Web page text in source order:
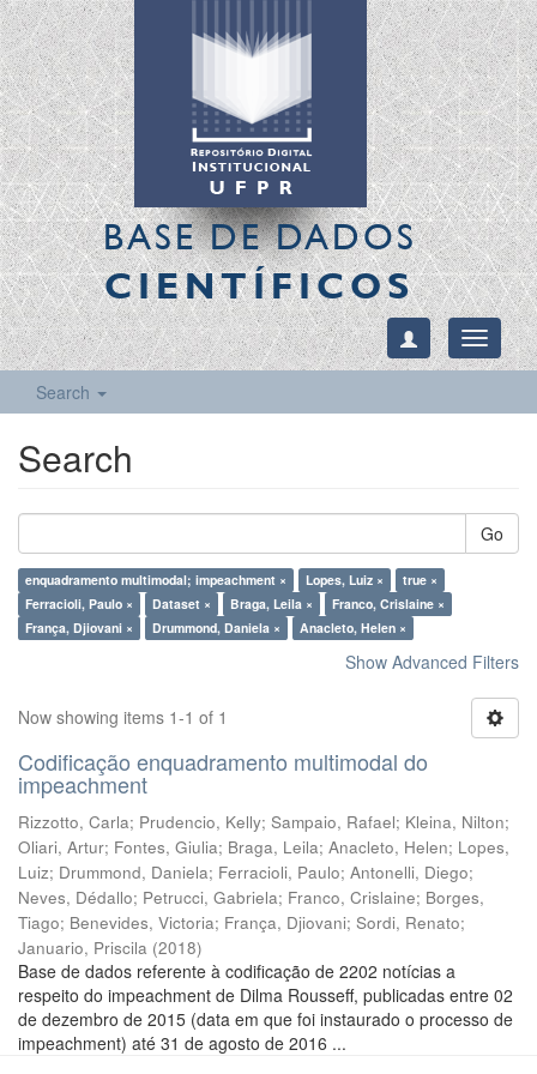
BASE DE DADOS
CIENTÍFICOS
Toggle
Search
Search
Go
enquadramento multimodal; impeachment × Lopes, Luiz ×
true ×
Ferracioli, Paulo ×
Dataset × Braga, Leila ×
Franco, Crislaine ×
França, Djiovani ×
Drummond, Daniela × Anacleto, Helen ×
Show Advanced Filters
Now showing items 1-1 of 1
Codificação enquadramento multimodal do
impeachment
Rizzotto, Carla; Prudencio, Kelly; Sampaio, Rafael; Kleina, Nilton;
Oliari, Artur; Fontes, Giulia; Braga, Leila; Anacleto, Helen; Lopes,
Luiz; Drummond, Daniela; Ferracioli, Paulo; Antonelli, Diego;
Neves, Dédallo; Petrucci, Gabriela; Franco, Crislaine; Borges,
Tiago; Benevides, Victoria; França, Djiovani; Sordi, Renato;
Januario, Priscila (2018)
Base de dados referente à codificação de 2202 notícias a
respeito do impeachment de Dilma Rousseff, publicadas entre 02
de dezembro de 2015 (data em que foi instaurado o processo de
impeachment) até 31 de agosto de 2016 ...